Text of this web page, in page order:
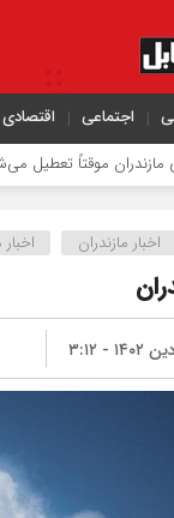
اجتماعی اقتصادی
موقتاً تعطیل می‌شود
اخبار مازندران